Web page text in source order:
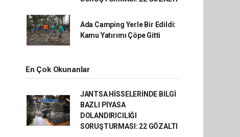
Ada Camping Yerle Bir Edildi:
Kamu Yatırımı Çöpe Gitti
En Çok Okunanlar
JANTSA HİSSELERİNDE BİLGİ
BAZLI PİYASA
DOLANDIRICILIĞI
SORUŞTURMASI: 22 GÖZALTI